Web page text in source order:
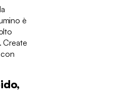
è
Create